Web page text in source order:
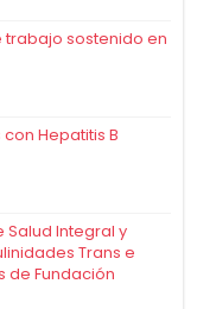
sostenido en
Hepatitis B
Integral y
Trans e
de Fundación